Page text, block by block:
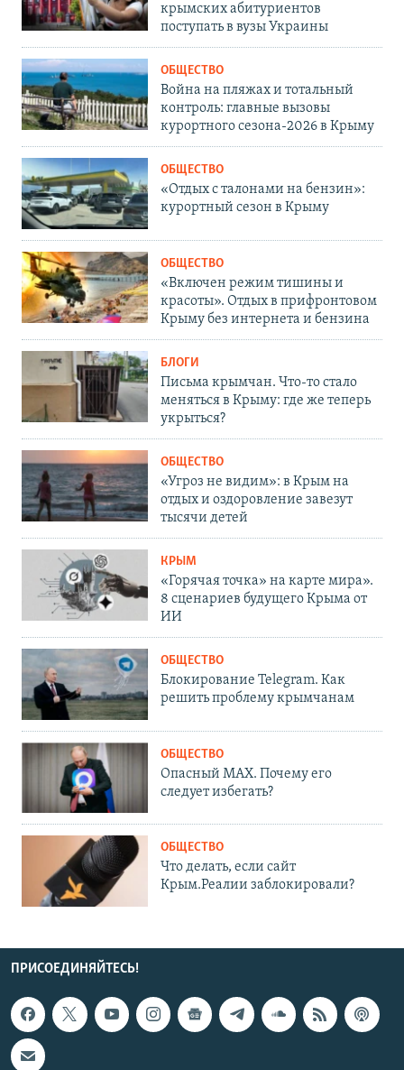
крымских абитуриентов
поступать в вузы Украины
ОБЩЕСТВО
Война на пляжах и тотальный
контроль: главные вызовы
курортного сезона-2026 в Крыму
ОБЩЕСТВО
«Отдых с талонами на бензин»:
курортный сезон в Крыму
ОБЩЕСТВО
«Включен режим тишины и
красоты». Отдых в прифронтовом
Крыму без интернета и бензина
БЛОГИ
Письма крымчан. Что-то стало
меняться в Крыму: где же теперь
укрыться?
ОБЩЕСТВО
«Угроз не видим»: в Крым на
отдых и оздоровление завезут
тысячи детей
КРЫМ
«Горячая точка» на карте мира».
8 сценариев будущего Крыма от
ИИ
ОБЩЕСТВО
Блокирование Telegram. Как
решить проблему крымчанам
ОБЩЕСТВО
Опасный MAX. Почему его
следует избегать?
ОБЩЕСТВО
Что делать, если сайт
Крым.Реалии заблокировали?
ПРИСОЕДИНЯЙТЕСЬ!